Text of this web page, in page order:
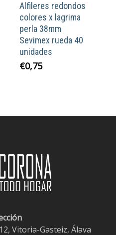
Alfileres redondos
colores x lagrima
perla 38mm
Sevimex rueda 40
unidades
€0,75
Vitoria-Gasteiz, Álava